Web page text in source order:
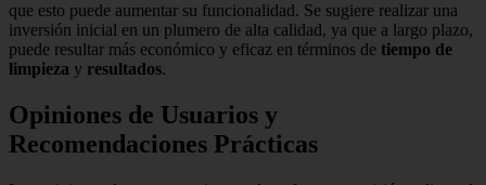
que esto puede aumentar su funcionalidad. Se sugiere realizar una
inversión inicial en un plumero de alta calidad, ya que a largo plazo,
puede resultar más económico y eficaz en términos de tiempo de
limpieza y resultados.
Opiniones de Usuarios y
Recomendaciones Prácticas